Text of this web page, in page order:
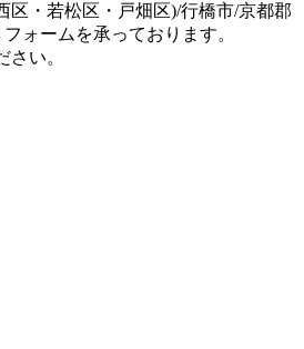
区 ・ 若松区 ・ 戸畑区)/行橋市/京都郡
ォームを承っております。
い。